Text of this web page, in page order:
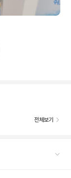
전체보기